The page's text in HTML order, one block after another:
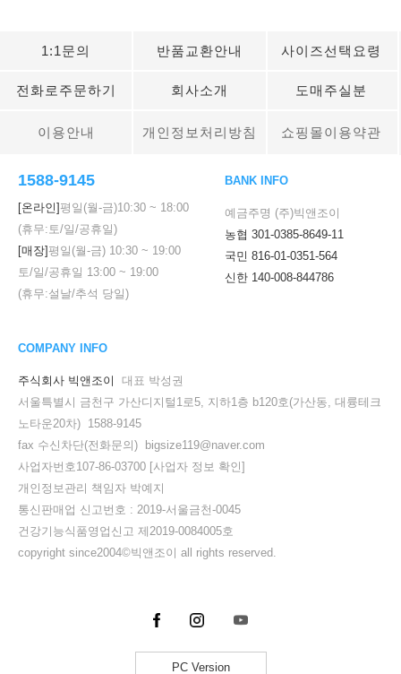
1:1문의 반품교환안내 사이즈선택요령
전화로주문하기 회사소개 도매주실분
이용안내 개인정보처리방침 쇼핑몰이용약관
1588-9145
[온라인] 평일(월-금)10:30 ~ 18:00
(휴무:토/일/공휴일)
[매장] 평일(월-금) 10:30 ~ 19:00
토/일/공휴일 13:00 ~ 19:00
(휴무:설날/추석 당일)
BANK INFO
예금주명 (주)빅앤조이
농협 301-0385-8649-11
국민 816-01-0351-564
신한 140-008-844786
COMPANY INFO
주식회사 빅앤조이
대표 박성권
서울특별시 금천구 가산디지털1로5, 지하1층 b120호(가산동, 대륭테크
노타운20차) 1588-9145
fax 수신차단(전화문의) bigsize119@naver.com
사업자번호107-86-03700 [사업자 정보 확인]
개인정보관리 책임자 박예지
통신판매업 신고번호 : 2019-서울금천-0045
건강기능식품영업신고 제2019-0084005호
copyright since2004©빅앤조이 all rights reserved.
PC Version